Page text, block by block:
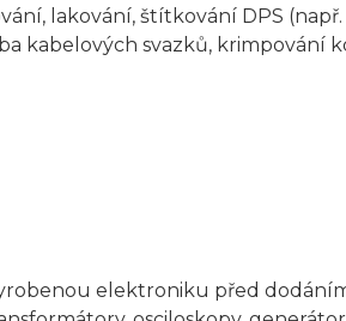
lakování, štítkování DPS
kabelových svazků, krimpování
elektroniku před